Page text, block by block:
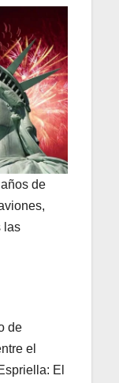
de
las
de
el
El